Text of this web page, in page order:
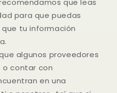
que leas
para que puedas
tu información
algunos proveedores
o contar con
en una